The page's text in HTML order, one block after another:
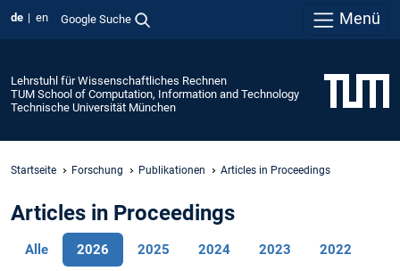
de en Google Suche Menü
Lehrstuhl für Wissenschaftliches Rechnen
TUM School of Computation, Information and Technology
Technische Universität München
Startseite Forschung Publikationen Articles in Proceedings
Articles in Proceedings
Alle 2026 2025 2024 2023 2022